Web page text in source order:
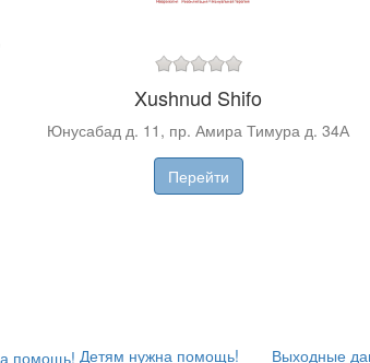
Xushnud Shifo
Юнусабад д. 11, пр. Амира Тимура д. 34А
Перейти
Детям нужна помощь! Выходные